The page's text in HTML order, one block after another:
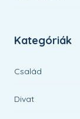
Kategóriák
Család
Divat